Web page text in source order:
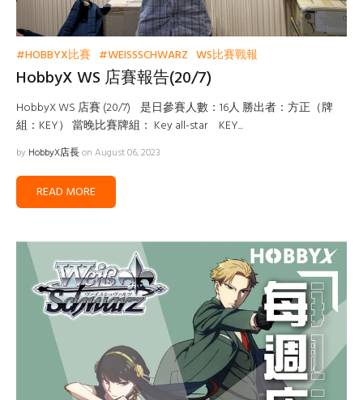
#HOBBYX比賽 #WEISSSCHWARZ WS比賽戰報
HobbyX WS 店賽報告(20/7)
HobbyX WS 店賽 (20/7) 是日參賽人數：16人 勝出者：方正（牌
組：KEY） 當晚比賽牌組： Key all-star KEY...
by HobbyX店長on August 06, 2023
READ MORE